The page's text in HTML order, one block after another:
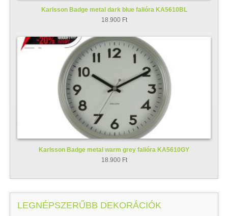
Karlsson Badge metal dark blue falióra KA5610BL
18.900 Ft
Karlsson Badge metal warm grey falióra KA5610GY
18.900 Ft
LEGNÉPSZERŰBB DEKORÁCIÓK